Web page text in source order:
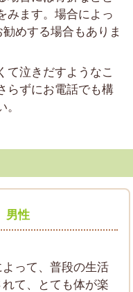
みます。場合によっ
めする場合もありま
て泣きだすようなこ
らずにお電話でも構
性
って、普段の生活
て、とても体が楽